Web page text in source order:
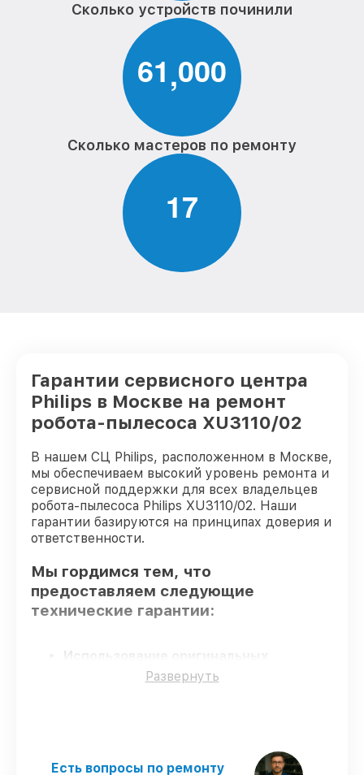
Сколько устройств починили
61,000
Сколько мастеров по ремонту
17
Гарантии сервисного центра
Philips в Москве на ремонт
робота-пылесоса XU3110/02
В нашем СЦ Philips, расположенном в Москве,
мы обеспечиваем высокий уровень ремонта и
сервисной поддержки для всех владельцев
робота-пылесоса Philips XU3110/02. Наши
гарантии базируются на принципах доверия и
ответственности.
Мы гордимся тем, что
предоставляем следующие
технические гарантии:
– для всех видов сервиса
Точное соблюдение сроков
–
Развернуть
Есть вопросы по ремонту